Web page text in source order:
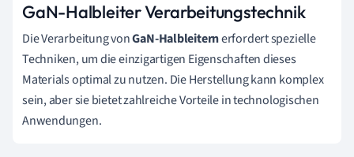
GaN-Halbleiter Verarbeitungstechnik
Die Verarbeitung vonGaN-Halbleiternerfordert spezielle
Techniken, um die einzigartigen Eigenschaften dieses
Materials optimal zu nutzen. Die Herstellung kann komplex
sein, aber sie bietet zahlreiche Vorteile in technologischen
Anwendungen.